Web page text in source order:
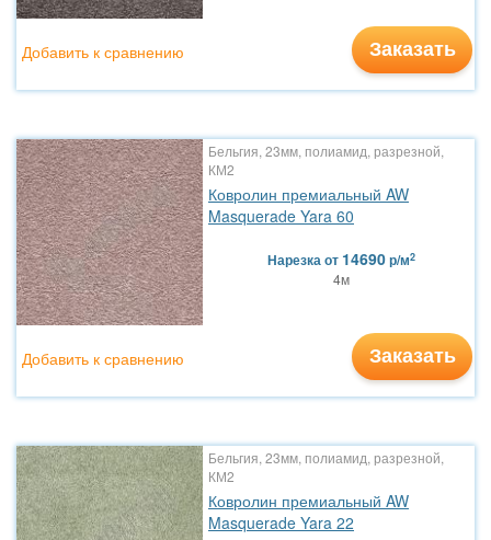
Заказать
Добавить к сравнению
Бельгия, 23мм, полиамид, разрезной,
КМ2
Ковролин премиальный AW
Masquerade Yara 60
Нарезкаот 14690р/м2
4м
Заказать
Добавить к сравнению
Бельгия, 23мм, полиамид, разрезной,
КМ2
Ковролин премиальный AW
Masquerade Yara 22